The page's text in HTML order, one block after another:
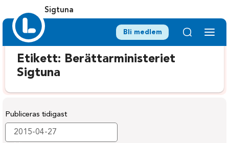
Sigtuna
Bli medlem
Etikett: Berättarministeriet
Sigtuna
Publiceras tidigast